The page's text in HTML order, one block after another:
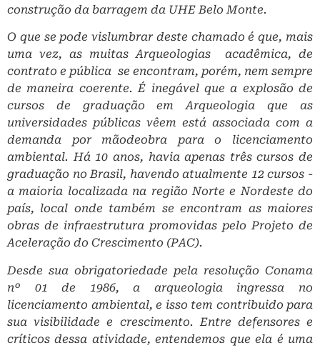
construção da barragem da UHE Belo Monte.
O que se pode vislumbrar deste chamado é que, mais
uma vez, as muitas Arqueologias ­ acadêmica, de
contrato e pública ­ se encontram, porém, nem sempre
de maneira coerente. É inegável que a explosão de
cursos de graduação em Arqueologia que as
universidades públicas vêem está associada com a
demanda por mão­de­obra para o licenciamento
ambiental. Há 10 anos, havia apenas três cursos de
graduação no Brasil, havendo atualmente 12 cursos ­
a maioria localizada na região Norte e Nordeste do
país, local onde também se encontram as maiores
obras de infraestrutura promovidas pelo Projeto de
Aceleração do Crescimento (PAC).
Desde sua obrigatoriedade pela resolução Conama
nº 01 de 1986, a arqueologia ingressa no
licenciamento ambiental, e isso tem contribuido para
sua visibilidade e crescimento. Entre defensores e
críticos dessa atividade, entendemos que ela é uma